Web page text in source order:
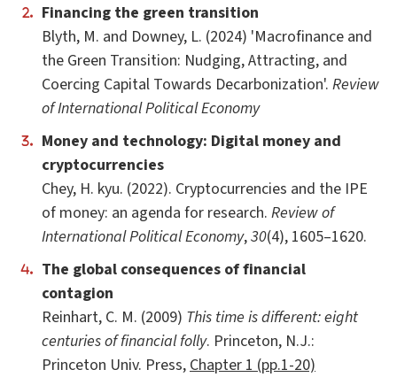
Financing the green transition
Blyth, M. and Downey, L. (2024) 'Macrofinance and
the Green Transition: Nudging, Attracting, and
Coercing Capital Towards Decarbonization'. Review
of International Political Economy
Money and technology: Digital money and
cryptocurrencies
Chey, H. kyu. (2022). Cryptocurrencies and the IPE
of money: an agenda for research. Review of
International Political Economy,30(4), 1605–1620.
The global consequences of financial
contagion
Reinhart, C. M. (2009) This time is different: eight
centuries of financial folly. Princeton, N.J.:
Princeton Univ. Press, Chapter 1 (pp.1-20)